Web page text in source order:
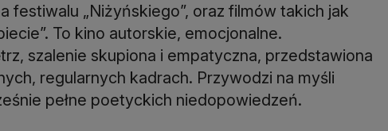
festiwalu „Niżyńskiego”, oraz filmów takich jak
To kino autorskie, emocjonalne.
szalenie skupiona i empatyczna, przedstawiona
regularnych kadrach. Przywodzi na myśli
pełne poetyckich niedopowiedzeń.